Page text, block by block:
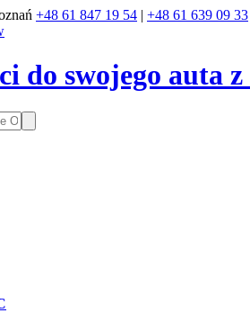
+48 61 847 19 54 | +48 61 639 09 33
do swojego auta